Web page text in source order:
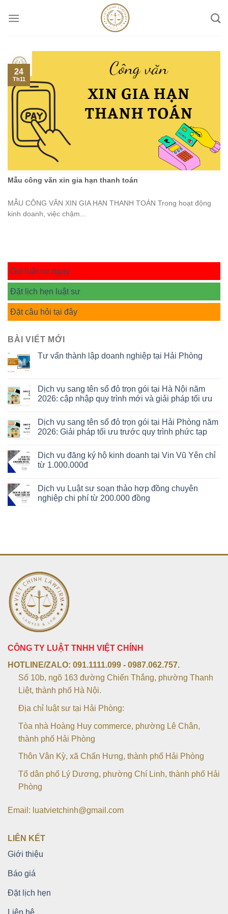
Mẫu công văn xin gia hạn thanh toán
MẪU CÔNG VĂN XIN GIA HẠN THANH TOÁN Trong hoạt động
kinh doanh, việc chậm...
24
Th11
Gọi luật sư ngay
Đặt lịch hẹn luật sư
Đặt câu hỏi tại đây
BÀI VIẾT MỚI
Tư vấn thành lập doanh nghiệp tại Hải Phòng
Dịch vụ sang tên sổ đỏ trọn gói tại Hà Nội năm
2026: cập nhập quy trình mới và giải pháp tối ưu
Dịch vụ sang tên sổ đỏ trọn gói tại Hải Phòng năm
2026: Giải pháp tối ưu trước quy trình phức tạp
Dịch vụ đăng ký hộ kinh doanh tại Vin Vũ Yên chỉ
từ 1.000.000đ
Dịch vụ Luật sư soạn thảo hợp đồng chuyên
nghiệp chi phí từ 200.000 đồng
CÔNG TY LUẬT TNHH VIỆT CHÍNH
HOTLINE/ZALO: 091.1111.099 - 0987.062.757.
Số 10b, ngõ 163 đường Chiến Thắng, phường Thanh
Liệt, thành phố Hà Nội.
Địa chỉ luật sư tại Hải Phòng:
Tòa nhà Hoàng Huy commerce, phường Lê Chân,
thành phố Hải Phòng
Thôn Vân Kỳ, xã Chấn Hưng, thành phố Hải Phòng
Tổ dân phố Lý Dương, phường Chí Linh, thành phố Hải
Phòng
Email: luatvietchinh@gmail.com
LIÊN KẾT
Giới thiệu
Báo giá
Đặt lịch hẹn
Liên hệ